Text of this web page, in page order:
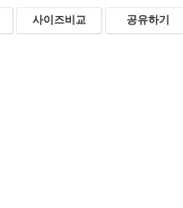
사이즈비교 공유하기